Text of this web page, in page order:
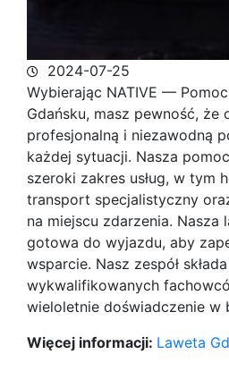
2024-07-25
Wybierając NATIVE —
Gdańsku, masz pewność, że
profesjonalną i niezawodną
każdej sytuacji. Nasza
szeroki zakres usług, w tym
transport specjalistyczny
na miejscu zdarzenia. Nasza
gotowa do wyjazdu, aby
wsparcie. Nasz zespół
wykwalifikowanych
wieloletnie doświadczenie w
Więcej informacji: Laweta